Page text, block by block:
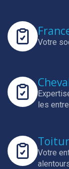
Votre
les
Votre